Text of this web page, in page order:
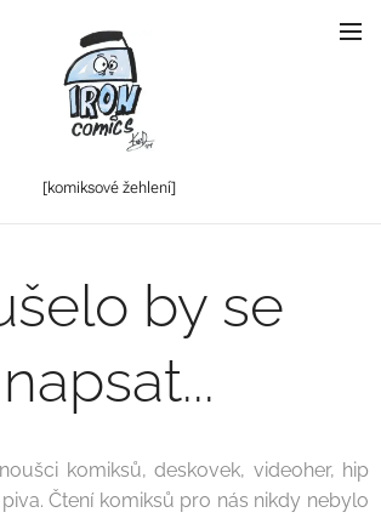
[komiksové žehlení]
by se
napsat...
komiksů, deskovek, videoher, hip
Čtení komiksů pro nás nikdy nebylo